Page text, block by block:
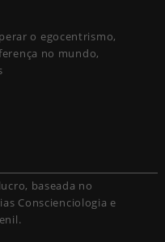
o egocentrismo,
no mundo,
baseada no
Conscienciologia e